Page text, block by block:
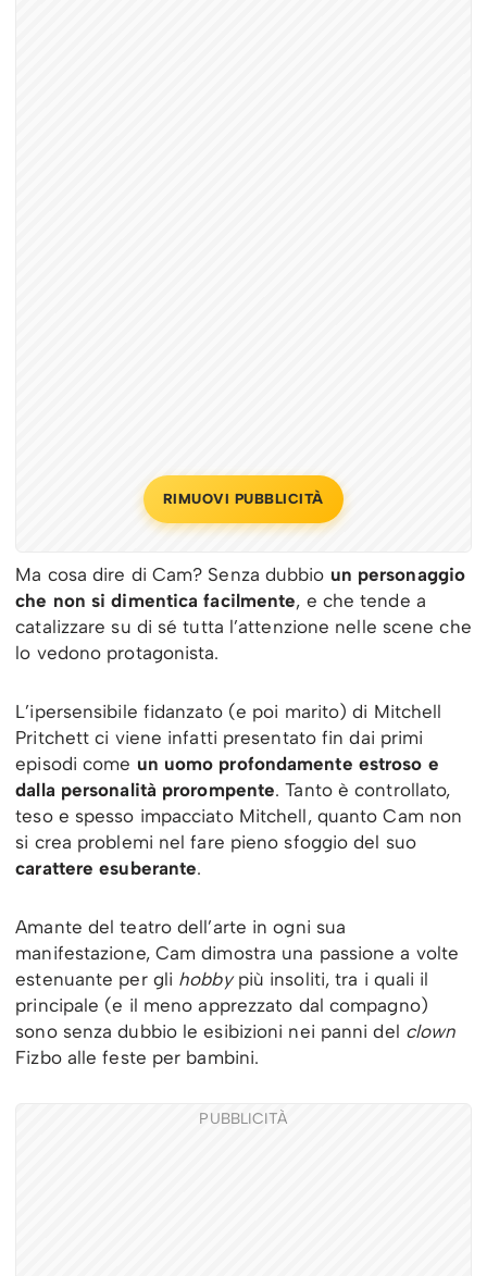
RIMUOVI PUBBLICITÀ
Ma cosa dire di Cam? Senza dubbio un personaggio
che non si dimentica facilmente, e che tende a
catalizzare su di sé tutta l’attenzione nelle scene che
lo vedono protagonista.
L’ipersensibile fidanzato (e poi marito) di Mitchell
Pritchett ci viene infatti presentato fin dai primi
episodi come un uomo profondamente estroso e
dalla personalità prorompente. Tanto è controllato,
teso e spesso impacciato Mitchell, quanto Cam non
si crea problemi nel fare pieno sfoggio del suo
carattere esuberante.
Amante del teatro dell’arte in ogni sua
manifestazione, Cam dimostra una passione a volte
estenuante per gli hobby più insoliti, tra i quali il
principale (e il meno apprezzato dal compagno)
sono senza dubbio le esibizioni nei panni del clown
Fizbo alle feste per bambini.
PUBBLICITÀ